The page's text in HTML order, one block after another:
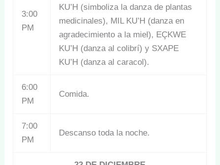
3:00
PM
KU’H (simboliza la danza de plantas
medicinales), MIL KU’H (danza en
agradecimiento a la miel), EÇKWE
KU’H (danza al colibrí) y SXAPE
KU’H (danza al caracol).
6:00
PM
Comida.
7:00
PM
Descanso toda la noche.